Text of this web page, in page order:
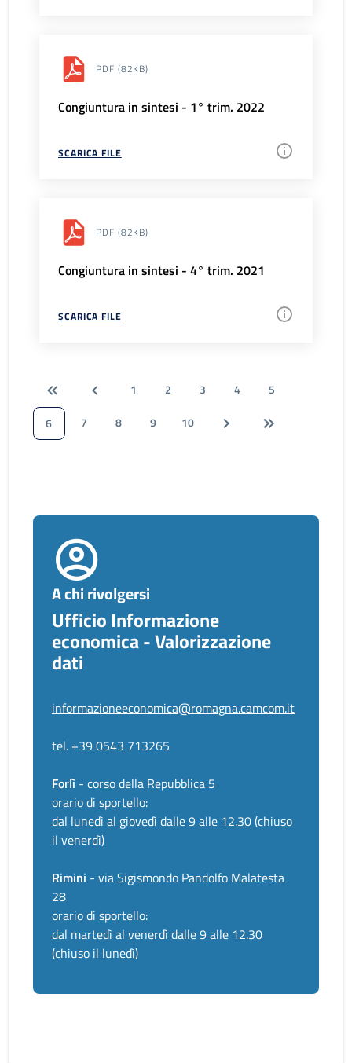
PDF (82KB)
Congiuntura in sintesi - 1° trim. 2022
SCARICA FILE
PDF (82KB)
Congiuntura in sintesi - 4° trim. 2021
SCARICA FILE
1 2 3 4
5
6
7 8 9 10
A chi rivolgersi
Ufficio Informazione
economica - Valorizzazione
dati
informazioneeconomica@romagna.camcom.it
tel. +39 0543 713265
Forlì - corso della Repubblica 5
orario di sportello:
dal lunedì al giovedì dalle 9 alle 12.30 (chiuso
il venerdì)
Rimini - via Sigismondo Pandolfo Malatesta
28
orario di sportello:
dal martedì al venerdì dalle 9 alle 12.30
(chiuso il lunedì)